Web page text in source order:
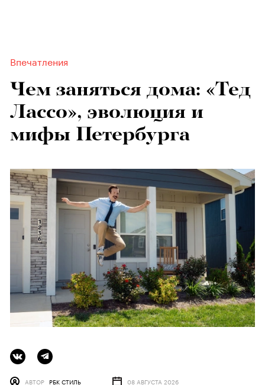
Впечатления
Чем заняться дома: «Тед
Лассо», эволюция и
мифы Петербурга
АВТОР РБК СТИЛЬ 08 АВГУСТА 2026